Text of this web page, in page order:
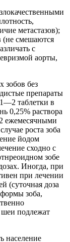
метастазов);
(не смешаются
с
аорты,
зобов без
препараты
таблетки в
0,25% раствора
ежемесячными
роста зоба
йодом
сходно с
зобе
Иногда, при
при лечении
(суточная доза
зоба,
подлежат
население